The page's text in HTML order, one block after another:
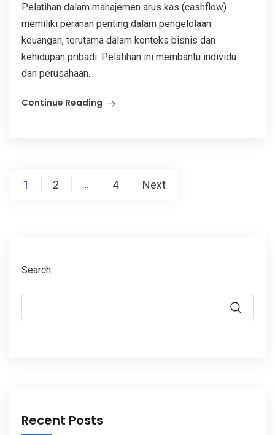
Pelatihan dalam manajemen arus kas (cashflow)
memiliki peranan penting dalam pengelolaan
keuangan, terutama dalam konteks bisnis dan
kehidupan pribadi. Pelatihan ini membantu individu
dan perusahaan...
Continue Reading
Posts
1 2 … 4 Next
Search
Recent Posts